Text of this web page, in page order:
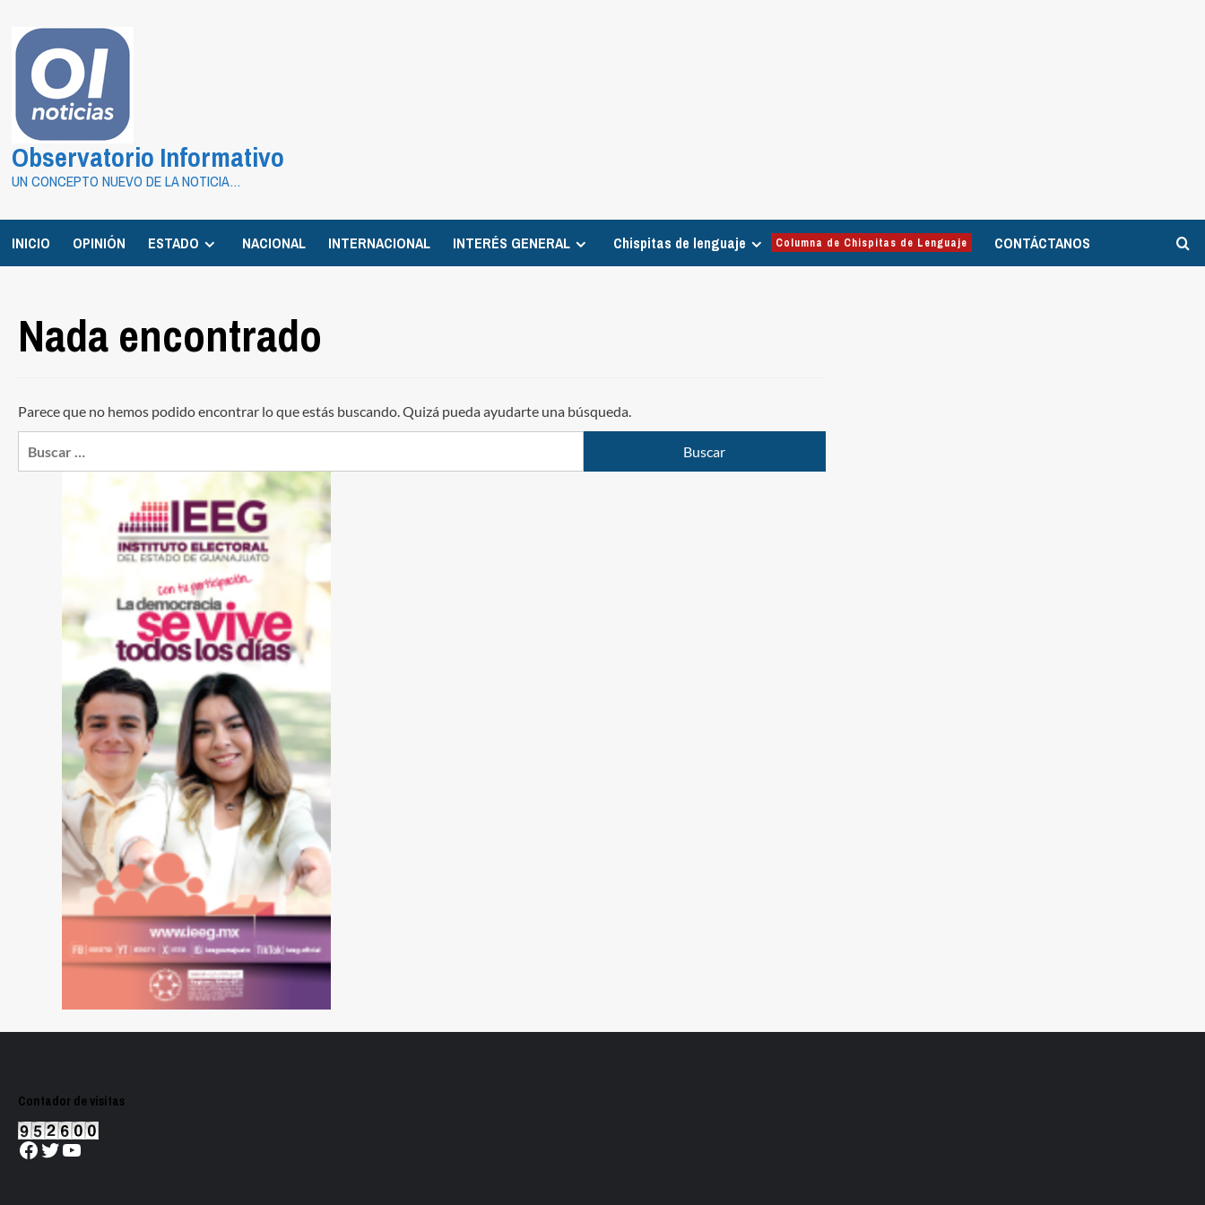
contenido
Observatorio Informativo
UN CONCEPTO NUEVO DE LA NOTICIA…
INICIO OPINIÓN ESTADO NACIONAL INTERNACIONAL INTERÉS GENERAL Chispitas de lenguaje Columna de Chispitas de Lenguaje CONTÁCTANOS
Nada encontrado
Parece que no hemos podido encontrar lo que estás buscando. Quizá pueda ayudarte una búsqueda.
Contador de visitas
Facebook
Twitter
YouTube